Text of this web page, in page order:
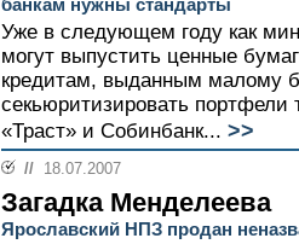
банкам нужны стандарты
Уже в следующем году как
могут выпустить ценные
кредитам, выданным малому
секьюритизировать портфели
«Траст» и Собинбанк... >>
// 18.07.2007
Загадка Менделеева
Ярославский НПЗ продан